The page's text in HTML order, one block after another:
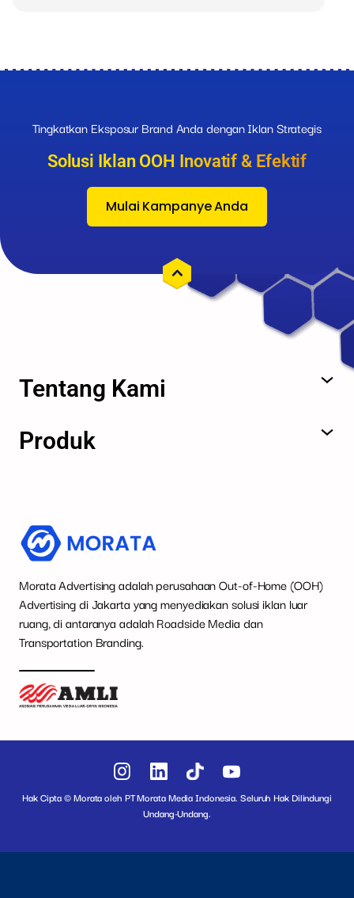
Tingkatkan Eksposur Brand Anda dengan Iklan Strategis
Solusi Iklan OOH Inovatif & Efektif
Mulai Kampanye Anda
Tentang Kami
Produk
Morata Advertising adalah perusahaan Out-of-Home (OOH)
Advertising di Jakarta yang menyediakan solusi iklan luar
ruang, di antaranya adalah Roadside Media dan
Transportation Branding.
Hak Cipta © Morata oleh PT Morata Media Indonesia. Seluruh Hak Dilindungi
Undang-Undang.